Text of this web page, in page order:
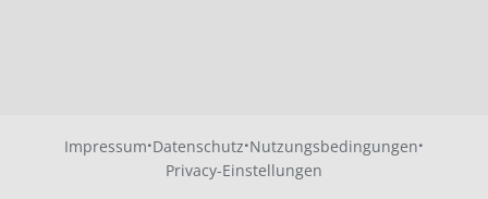
Impressum·Datenschutz·Nutzungsbedingungen·
Privacy-Einstellungen